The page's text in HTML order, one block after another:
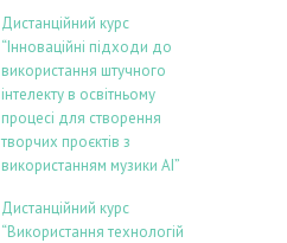
Дистанційний курс
“Інноваційні підходи до
використання штучного
інтелекту в освітньому
процесі для створення
творчих проєктів з
використанням музики АІ”
Дистанційний курс
“Використання технологій